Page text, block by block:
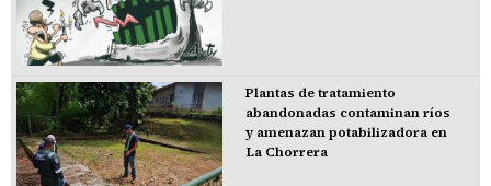
Plantas de tratamiento
abandonadas contaminan ríos
y amenazan potabilizadora en
La Chorrera